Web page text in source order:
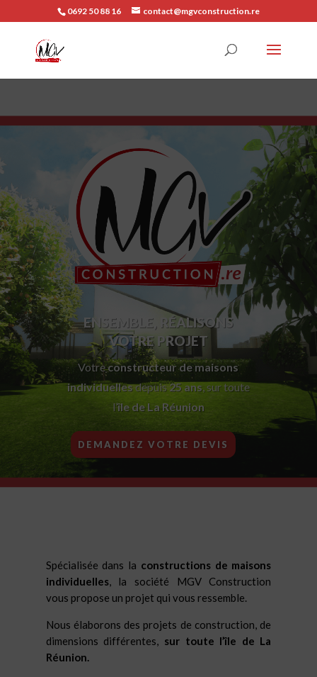
0692 50 88 16 contact@mgvconstruction.re
ENSEMBLE, RÉALISONS
VOTRE PROJET
Votreconstructeur de maisons
individuellesdepuis25 ans, sur toute
l’île de La Réunion
DEMANDEZ VOTRE DEVIS
Spécialisée dans la constructions de maisons
individuelles, la société MGV Construction
vous propose un projet qui vous ressemble.
Nous élaborons des projets de construction, de
dimensions différentes, sur toute l’île de La
Réunion.